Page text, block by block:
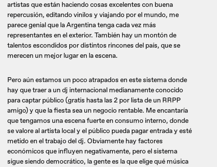
artistas que están haciendo cosas excelentes con buena
repercusión, editando vinilos y viajando por el mundo, me
parece genial que la Argentina tenga cada vez más
representantes en el exterior. También hay un montón de
talentos escondidos por distintos rincones del país, que se
merecen un mejor lugar en la escena.
Pero aún estamos un poco atrapados en este sistema donde
hay que traer a un dj internacional medianamente conocido
para captar público (gratis hasta las 2 por lista de un RRPP
amigo) y que la fiesta sea un negocio rentable. Me encantaría
que tengamos una escena fuerte en consumo interno, donde
se valore al artista local y el público pueda pagar entrada y esté
metido en el trabajo del dj. Obviamente hay factores
económicos que influyen negativamente, pero el sistema
sigue siendo democrático, la gente es la que elige qué música